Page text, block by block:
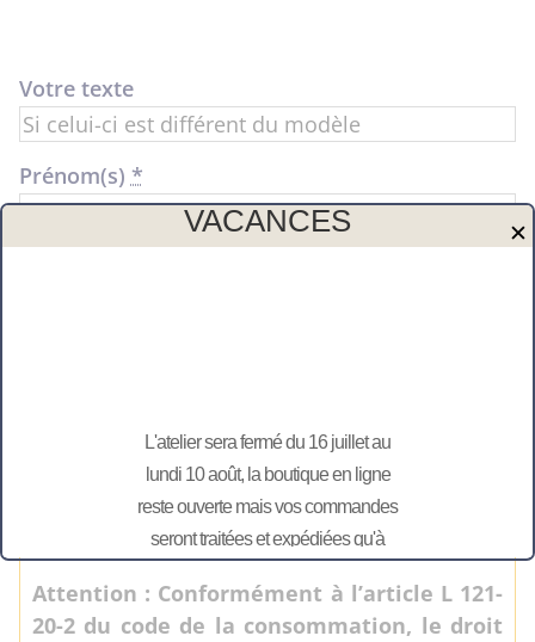
Votre texte
Prénom(s) *
modification ultérieure ne sera possible.
Envie d’une autre personnalisation, contactez-
Attention : Conformément à l’article L 121-
20-2 du code de la consommation, le droit
VACANCES ✕
L'atelier sera fermé du 16 juillet au
lundi 10 août, la boutique en ligne
reste ouverte mais vos commandes
seront traitées et expédiées qu'à